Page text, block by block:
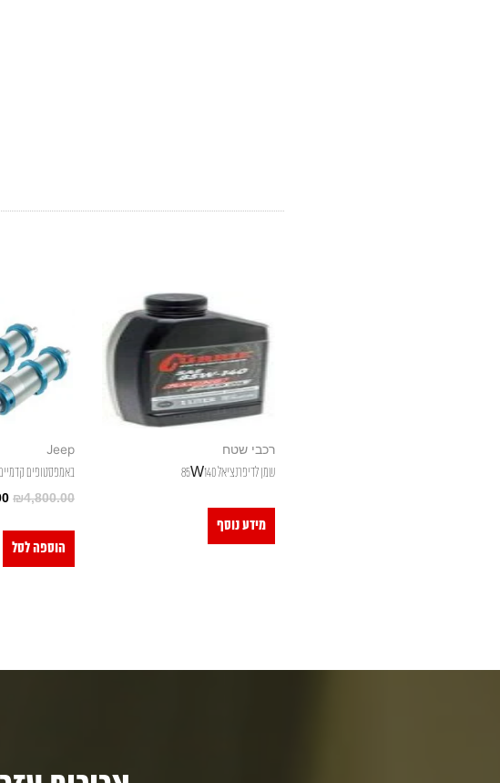
רכבי שטח
שמן לדיפרנציאל 85W140
מידע נוסף
Jeep
באמפסטופים קדמיים KING
₪4,800.00
הוספה לסל